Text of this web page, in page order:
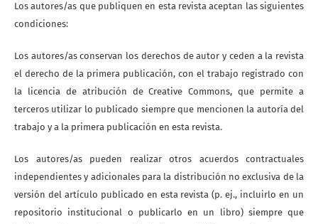
Los autores/as que publiquen en esta revista aceptan las siguientes
condiciones:
Los autores/as conservan los derechos de autor y ceden a la revista
el derecho de la primera publicación, con el trabajo registrado con
la licencia de atribución de Creative Commons, que permite a
terceros utilizar lo publicado siempre que mencionen la autoría del
trabajo y a la primera publicación en esta revista.
Los autores/as pueden realizar otros acuerdos contractuales
independientes y adicionales para la distribución no exclusiva de la
versión del artículo publicado en esta revista (p. ej., incluirlo en un
repositorio institucional o publicarlo en un libro) siempre que